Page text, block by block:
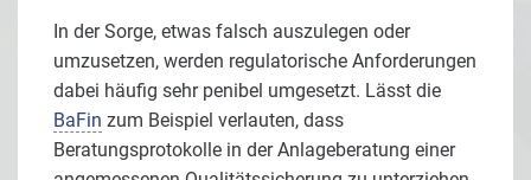
In der Sorge, etwas falsch auszulegen oder
umzusetzen, werden regulatorische Anforderungen
dabei häufig sehr penibel umgesetzt. Lässt die
BaFin zum Beispiel verlauten, dass
Beratungsprotokolle in der Anlageberatung einer